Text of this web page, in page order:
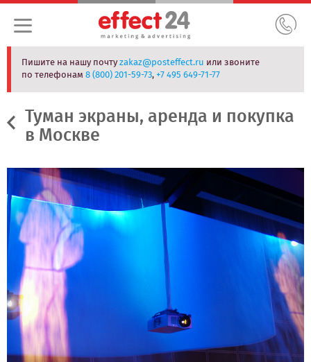
Пишите на нашу почтуzakaz@posteffect.ru или звоните
по телефонам8 (800) 201-59-73,+7 495 649-71-77
Туман экраны, аренда и покупка
в Москве